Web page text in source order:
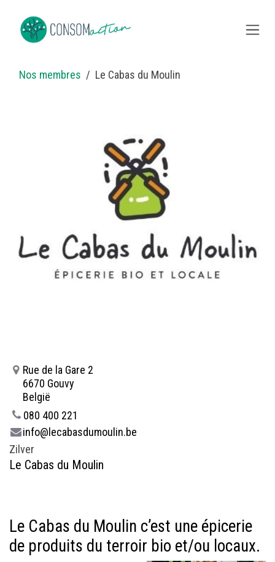
Nos membres Le Cabas du Moulin
Rue de la Gare 2
6670 Gouvy
België
080 400 221
info@lecabasdumoulin.be
Zilver
Le Cabas du Moulin
Le Cabas du Moulin c’est une épicerie
de produits du terroir bio et/ou locaux.